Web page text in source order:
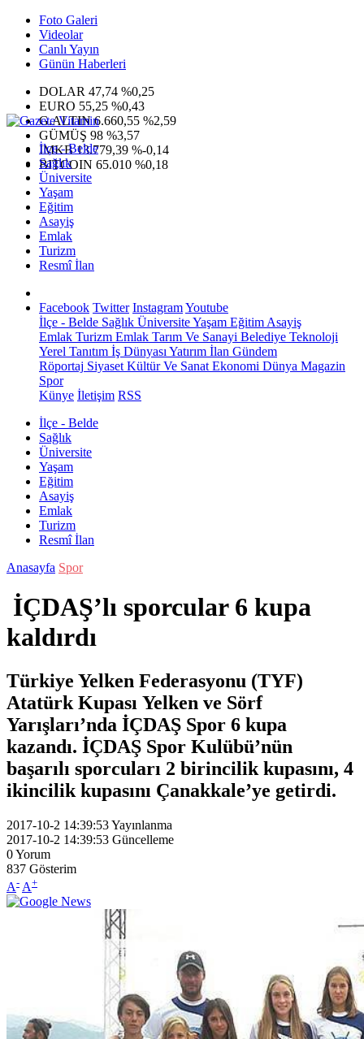
Foto Galeri
Videolar
Canlı Yayın
Günün Haberleri
DOLAR 47,74 %0,25
EURO 55,25 %0,43
G.ALTIN6.660,55 %2,59
GÜMÜŞ 98 %3,57
IMKB13.779,39 %-0,14
BITCOIN 65.010 %0,18
İlçe - Belde
Sağlık
Üniversite
Yaşam
Eğitim
Asayiş
Emlak
Turizm
Resmî İlan
Facebook Twitter InstagramYoutube
İlçe - Belde Sağlık ÜniversiteYaşam Eğitim Asayiş
Emlak Turizm Emlak Tarım Ve Sanayi Belediye Teknoloji
Yerel Tanıtım İş Dünyası Yatırım İlan Gündem
Röportaj Siyaset Kültür Ve Sanat Ekonomi Dünya Magazin
Spor
Künye İletişim RSS
İlçe - Belde
Sağlık
Üniversite
Yaşam
Eğitim
Asayiş
Emlak
Turizm
Resmî İlan
Anasayfa Spor
İÇDAŞ’lı sporcular 6 kupa
kaldırdı
Türkiye Yelken Federasyonu (TYF)
Atatürk Kupası Yelken ve Sörf
Yarışları’nda İÇDAŞ Spor 6 kupa
kazandı. İÇDAŞ Spor Kulübü’nün
başarılı sporcuları 2 birincilik kupasını, 4
ikincilik kupasını Çanakkale’ye getirdi.
2017-10-2 14:39:53Yayınlanma
2017-10-2 14:39:53 Güncelleme
0Yorum
837 Gösterim
A- A+